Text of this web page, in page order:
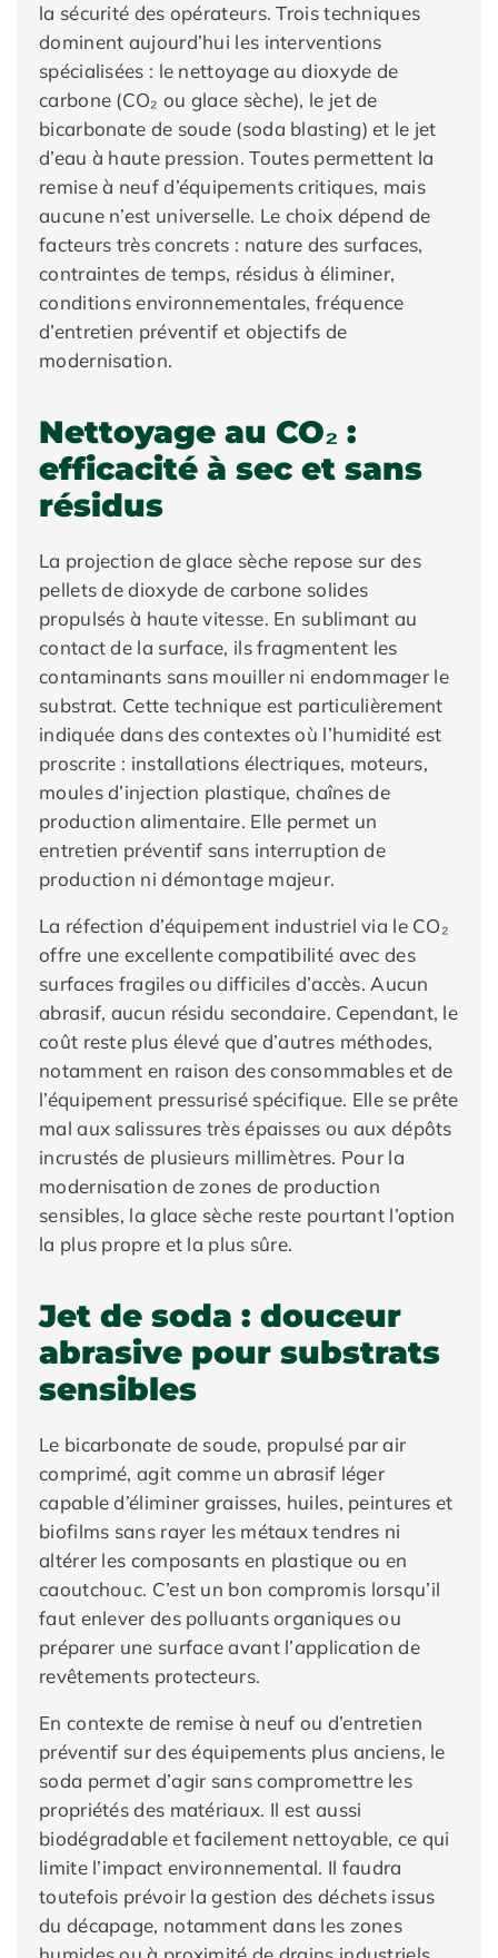
la sécurité des opérateurs. Trois techniques
dominent aujourd’hui les interventions
spécialisées : le nettoyage au dioxyde de
carbone (CO₂ ou glace sèche), le jet de
bicarbonate de soude (soda blasting) et le jet
d’eau à haute pression. Toutes permettent la
remise à neuf d’équipements critiques, mais
aucune n’est universelle. Le choix dépend de
facteurs très concrets : nature des surfaces,
contraintes de temps, résidus à éliminer,
conditions environnementales, fréquence
d’entretien préventif et objectifs de
modernisation.
Nettoyage au CO₂ :
efficacité à sec et sans
résidus
La projection de glace sèche repose sur des
pellets de dioxyde de carbone solides
propulsés à haute vitesse. En sublimant au
contact de la surface, ils fragmentent les
contaminants sans mouiller ni endommager le
substrat. Cette technique est particulièrement
indiquée dans des contextes où l’humidité est
proscrite : installations électriques, moteurs,
moules d’injection plastique, chaînes de
production alimentaire. Elle permet un
entretien préventif sans interruption de
production ni démontage majeur.
La réfection d’équipement industriel via le CO₂
offre une excellente compatibilité avec des
surfaces fragiles ou difficiles d’accès. Aucun
abrasif, aucun résidu secondaire. Cependant, le
coût reste plus élevé que d’autres méthodes,
notamment en raison des consommables et de
l’équipement pressurisé spécifique. Elle se prête
mal aux salissures très épaisses ou aux dépôts
incrustés de plusieurs millimètres. Pour la
modernisation de zones de production
sensibles, la glace sèche reste pourtant l’option
la plus propre et la plus sûre.
Jet de soda : douceur
abrasive pour substrats
sensibles
Le bicarbonate de soude, propulsé par air
comprimé, agit comme un abrasif léger
capable d’éliminer graisses, huiles, peintures et
biofilms sans rayer les métaux tendres ni
altérer les composants en plastique ou en
caoutchouc. C’est un bon compromis lorsqu’il
faut enlever des polluants organiques ou
préparer une surface avant l’application de
revêtements protecteurs.
En contexte de remise à neuf ou d’entretien
préventif sur des équipements plus anciens, le
soda permet d’agir sans compromettre les
propriétés des matériaux. Il est aussi
biodégradable et facilement nettoyable, ce qui
limite l’impact environnemental. Il faudra
toutefois prévoir la gestion des déchets issus
du décapage, notamment dans les zones